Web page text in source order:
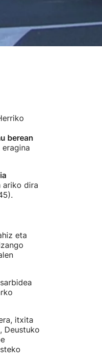
berean
ariko dira
eta
itxita
Deustuko